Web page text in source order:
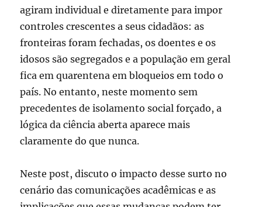
agiram individual e diretamente para impor
controles crescentes a seus cidadãos: as
fronteiras foram fechadas, os doentes e os
idosos são segregados e a população em geral
fica em quarentena em bloqueios em todo o
país. No entanto, neste momento sem
precedentes de isolamento social forçado, a
lógica da ciência aberta aparece mais
claramente do que nunca.
Neste post, discuto o impacto desse surto no
cenário das comunicações acadêmicas e as